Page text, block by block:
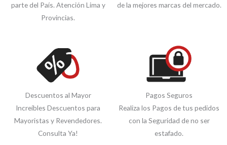
parte del País. Atención Lima y
Provincias.
de la mejores marcas del mercado.
Descuentos al Mayor
Increíbles Descuentos para
Mayoristas y Revendedores.
Consulta Ya!
Pagos Seguros
Realiza los Pagos de tus pedidos
con la Seguridad de no ser
estafado.